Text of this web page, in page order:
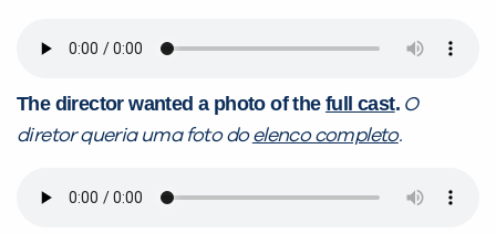
The director wanted a photo of the full cast. O
diretor queria uma foto doelenco completo.